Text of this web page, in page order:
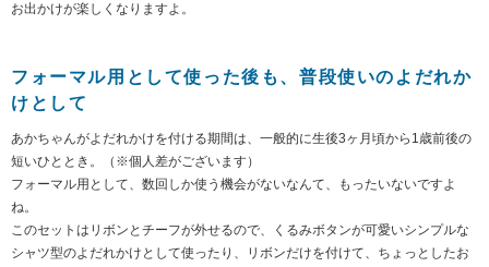
お出かけが楽しくなりますよ。
フォーマル用として使った後も、普段使いのよだれか
けとして
あかちゃんがよだれかけを付ける期間は、一般的に生後3ヶ月頃から1歳前後の
短いひととき。（※個人差がございます）
フォーマル用として、数回しか使う機会がないなんて、もったいないですよ
ね。
このセットはリボンとチーフが外せるので、くるみボタンが可愛いシンプルな
シャツ型のよだれかけとして使ったり、リボンだけを付けて、ちょっとしたお